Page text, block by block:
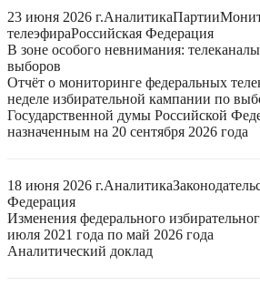
23 июня 2026 г.АналитикаПартии
телеэфираРоссийская Федерация
В зоне особого невнимания:
выборов
Отчёт о мониторинге федеральных
неделе избирательной кампании по
Государственной думы Российской
назначенным на 20 сентября 2026 года
18 июня 2026 г.Аналитика
Федерация
Изменения федерального
июля 2021 года по май 2026 года
Аналитический доклад